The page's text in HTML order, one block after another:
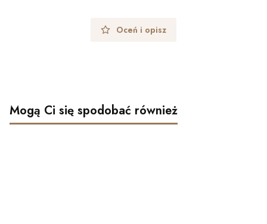
Oceń i opisz
Mogą Ci się spodobać również